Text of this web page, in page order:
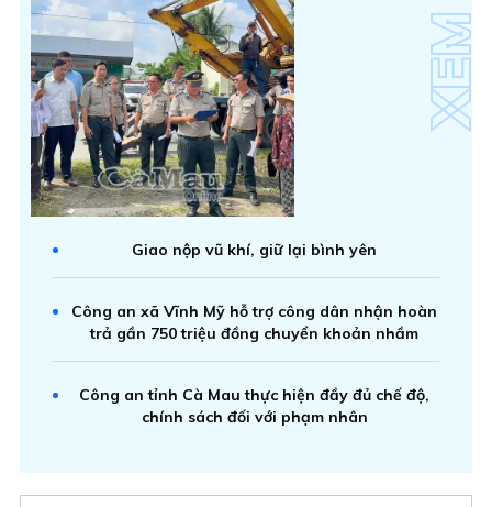
Giao nộp vũ khí, giữ lại bình yên
Công an xã Vĩnh Mỹ hỗ trợ công dân nhận hoàn
trả gần 750 triệu đồng chuyển khoản nhầm
Công an tỉnh Cà Mau thực hiện đầy đủ chế độ,
chính sách đối với phạm nhân